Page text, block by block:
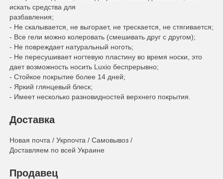
искать средства для
разбавления;
- Не скалывается, не выгорает, не трескается, не стягивается;
- Все гели можно колеровать (смешивать друг с другом);
- Не повреждает натуральный ноготь;
- Не пересушивает ногтевую пластину во время носки, это
дает возможность носить Luxio беспрерывно;
- Стойкое покрытие более 14 дней;
- Яркий глянцевый блеск;
- Имеет несколько разновидностей верхнего покрытия.
Доставка
Новая почта / Укрпочта / Самовывоз /
Доставляем по всей Украине
Продавец